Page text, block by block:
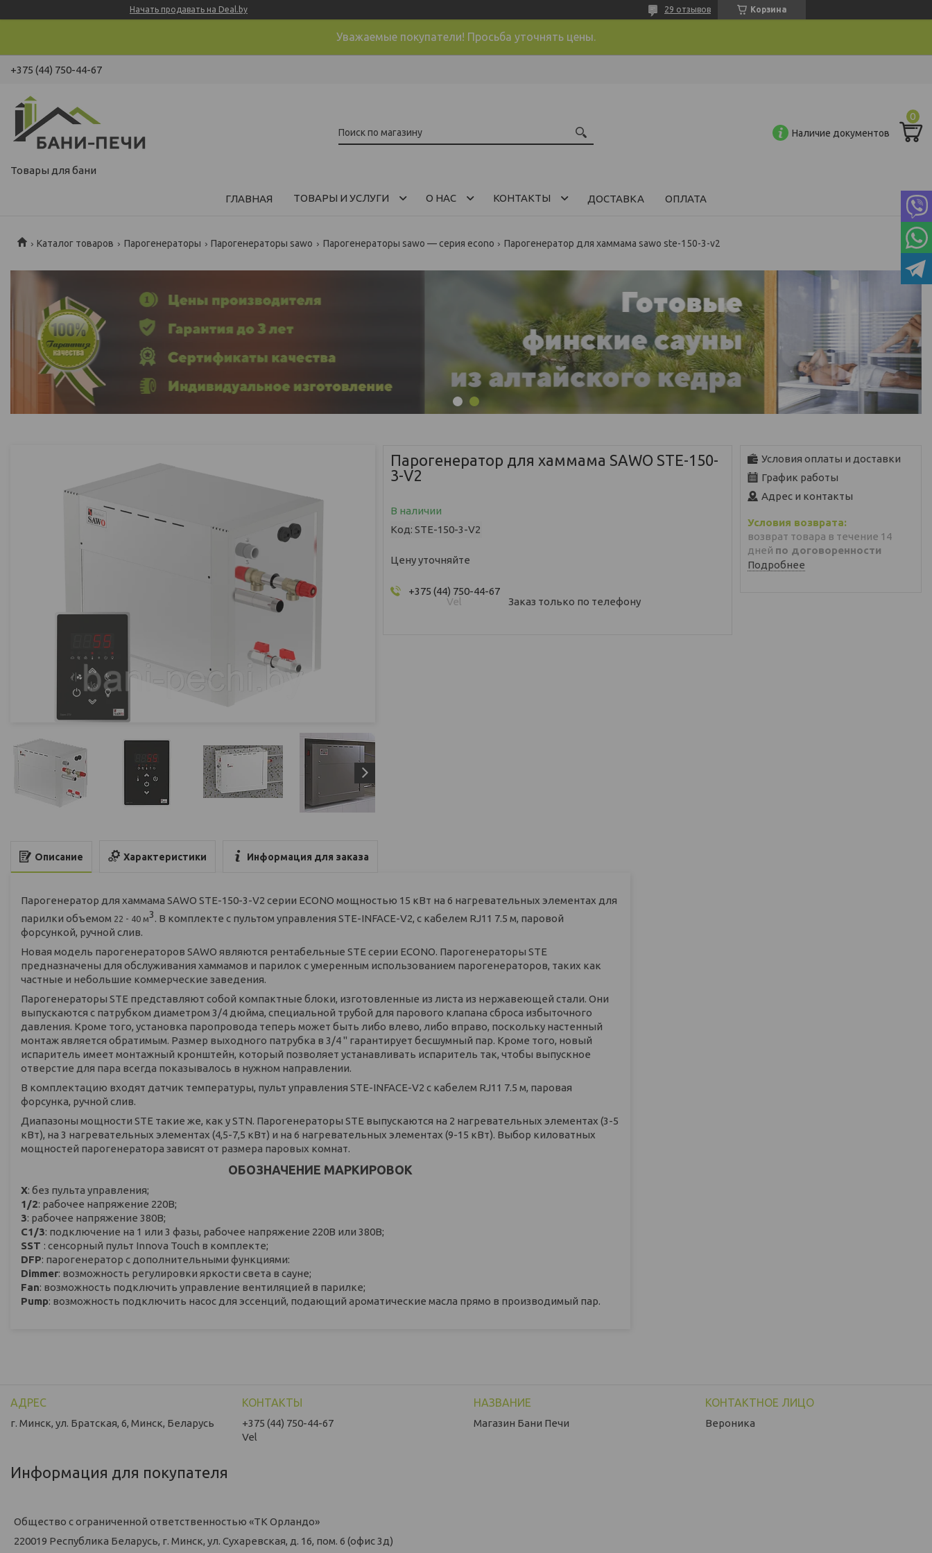
Начать продавать на Deal.by Корзина
29 отзывов
Уважаемые покупатели! Просьба уточнять цены.
+375 (44) 750-44-67
Товары для бани
Наличие документов
ГЛАВНАЯ ТОВАРЫ И УСЛУГИ О НАС КОНТАКТЫ ДОСТАВКА ОПЛАТА
Каталог товаров Парогенераторы Парогенераторы sawo Парогенераторы sawo — серия econo Парогенератор для хаммама sawo ste-150-3-v2
Парогенератор для хаммама SAWO STE-150-
3-V2
В наличии
Код: STE-150-3-V2
Цену уточняйте
+375 (44) 750-44-67
Vel
Заказ только по телефону
Условия оплаты и доставки
График работы
Адрес и контакты
возврат товара в течение 14
дней по договоренности
Подробнее
Описание Характеристики Информация для заказа
Парогенератор для хаммама SAWO STE-150-3-V2 серии ECONO мощностью 15 кВт на 6 нагревательных элементах для
парилки объемом 22 - 40 м3. В комплекте с пультом управления STE-INFACE-V2, с кабелем RJ11 7.5 м, паровой
форсункой, ручной слив.
Новая модель парогенераторов SAWO являются рентабельные STE серии ECONO. Парогенераторы STE
предназначены для обслуживания хаммамов и парилок с умеренным использованием парогенераторов, таких как
частные и небольшие коммерческие заведения.
Парогенераторы STE представляют собой компактные блоки, изготовленные из листа из нержавеющей стали. Они
выпускаются с патрубком диаметром 3/4 дюйма, специальной трубой для парового клапана сброса избыточного
давления. Кроме того, установка паропровода теперь может быть либо влево, либо вправо, поскольку настенный
монтаж является обратимым. Размер выходного патрубка в 3/4 " гарантирует бесшумный пар. Кроме того, новый
испаритель имеет монтажный кронштейн, который позволяет устанавливать испаритель так, чтобы выпускное
отверстие для пара всегда показывалось в нужном направлении.
В комплектацию входят датчик температуры, пульт управления STE-INFACE-V2 с кабелем RJ11 7.5 м, паровая
форсунка, ручной слив.
Диапазоны мощности STE такие же, как у STN. Парогенераторы STE выпускаются на 2 нагревательных элементах (3-5
кВт), на 3 нагревательных элементах (4,5-7,5 кВт) и на 6 нагревательных элементах (9-15 кВт). Выбор киловатных
мощностей парогенератора зависят от размера паровых комнат.
ОБОЗНАЧЕНИЕ МАРКИРОВОК
X: без пульта управления;
1/2: рабочее напряжение 220В;
3: рабочее напряжение 380В;
С1/3: подключение на 1 или 3 фазы, рабочее напряжение 220В или 380В;
SST : сенсорный пульт Innova Touch в комплекте;
DFP: парогенератор с дополнительными функциями:
Dimmer: возможность регулировки яркости света в сауне;
Fan: возможность подключить управление вентиляцией в парилке;
Pump: возможность подключить насос для эссенций, подающий ароматические масла прямо в производимый пар.
г. Минск, ул. Братская, 6, Минск, Беларусь
+375 (44) 750-44-67
Vel
Магазин Бани Печи Вероника
Информация для покупателя
Общество с ограниченной ответственностью «ТК Орландо»
220019 Республика Беларусь, г. Минск, ул. Сухаревская, д. 16, пом. 6 (офис 3д)